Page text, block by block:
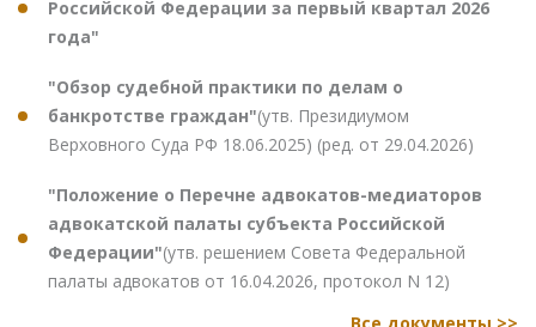
Российской Федерации за первый квартал 2026
года"
"Обзор судебной практики по делам о
банкротстве граждан"(утв. Президиумом
Верховного Суда РФ 18.06.2025) (ред. от 29.04.2026)
"Положение о Перечне адвокатов-медиаторов
адвокатской палаты субъекта Российской
Федерации"(утв. решением Совета Федеральной
палаты адвокатов от 16.04.2026, протокол N 12)
Все документы >>